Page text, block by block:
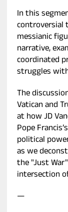
In this
controversial
messianic
narrative,
coordinated
struggles
The
Vatican and
at how JD
Pope
political
as we
the "Just
intersection
—